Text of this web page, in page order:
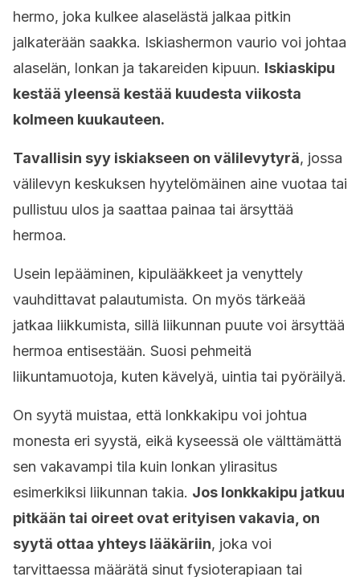
hermo, joka kulkee alaselästä jalkaa pitkin
jalkaterään saakka. Iskiashermon vaurio voi johtaa
alaselän, lonkan ja takareiden kipuun. Iskiaskipu
kestää yleensä kestää kuudesta viikosta
kolmeen kuukauteen.
Tavallisin syy iskiakseen on välilevytyrä, jossa
välilevyn keskuksen hyytelömäinen aine vuotaa tai
pullistuu ulos ja saattaa painaa tai ärsyttää
hermoa.
Usein lepääminen, kipulääkkeet ja venyttely
vauhdittavat palautumista. On myös tärkeää
jatkaa liikkumista, sillä liikunnan puute voi ärsyttää
hermoa entisestään. Suosi pehmeitä
liikuntamuotoja, kuten kävelyä, uintia tai pyöräilyä.
On syytä muistaa, että lonkkakipu voi johtua
monesta eri syystä, eikä kyseessä ole välttämättä
sen vakavampi tila kuin lonkan ylirasitus
esimerkiksi liikunnan takia. Jos lonkkakipu jatkuu
pitkään tai oireet ovat erityisen vakavia, on
syytä ottaa yhteys lääkäriin, joka voi
tarvittaessa määrätä sinut fysioterapiaan tai